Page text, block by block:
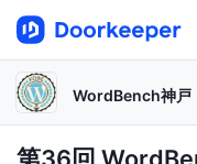
WordBench神戸